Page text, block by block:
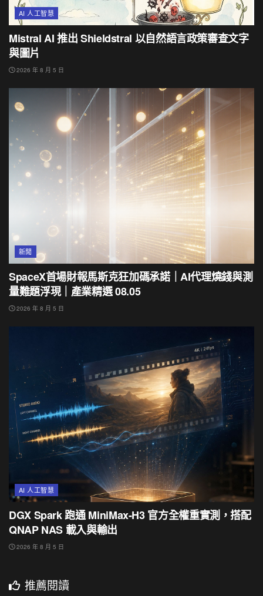
AI 人工智慧
Mistral AI 推出 Shieldstral 以自然語言政策審查文字
與圖片
2026 年 8 月 5 日
新聞
SpaceX首場財報馬斯克狂加碼承諾｜AI代理燒錢與測
量難題浮現｜產業精選 08.05
2026 年 8 月 5 日
AI 人工智慧
DGX Spark 跑通 MiniMax-H3 官方全權重實測，搭配
QNAP NAS 載入與輸出
2026 年 8 月 5 日
推薦閱讀